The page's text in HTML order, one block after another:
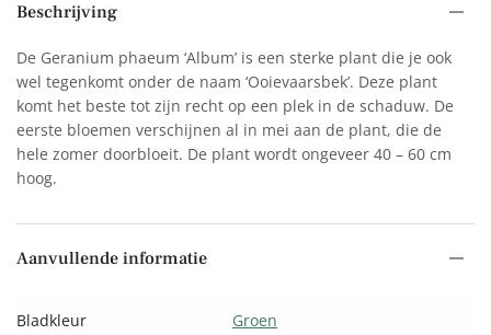
Beschrijving
De Geranium phaeum ‘Album’ is een sterke plant die je ook
wel tegenkomt onder de naam ‘Ooievaarsbek’. Deze plant
komt het beste tot zijn recht op een plek in de schaduw. De
eerste bloemen verschijnen al in mei aan de plant, die de
hele zomer doorbloeit. De plant wordt ongeveer 40 – 60 cm
hoog.
Aanvullende informatie
Bladkleur Groen